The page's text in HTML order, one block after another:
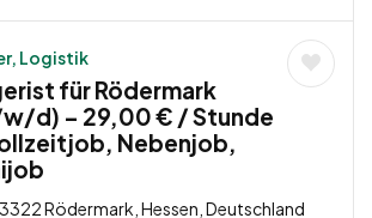
Logistik
für Rödermark
d) – 29,00 € / Stunde
Nebenjob,
Rödermark, Hessen, Deutschland